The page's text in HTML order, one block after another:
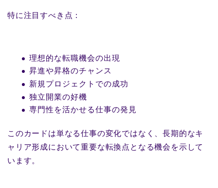
特に注目すべき点：
理想的な転職機会の出現
昇進や昇格のチャンス
新規プロジェクトでの成功
独立開業の好機
専門性を活かせる仕事の発見
このカードは単なる仕事の変化ではなく、長期的なキ
ャリア形成において重要な転換点となる機会を示して
います。